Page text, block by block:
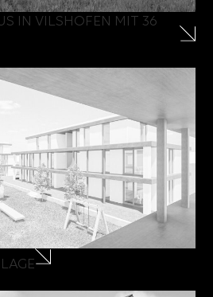
IN VILSHOFEN MIT 36